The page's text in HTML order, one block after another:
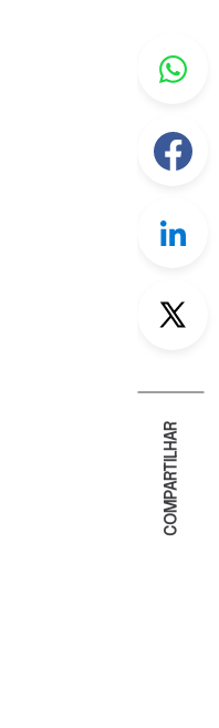
COMPARTILHAR